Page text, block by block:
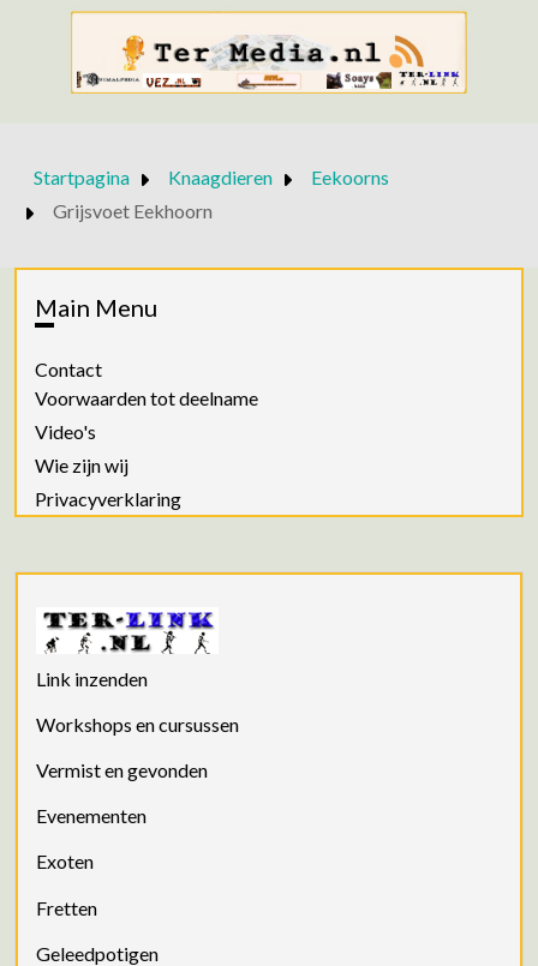
Startpagina Knaagdieren
Eekoorns
Grijsvoet Eekhoorn
Main Menu
Contact
Voorwaarden tot deelname
Video's
Wie zijn wij
Privacyverklaring
Link inzenden
Workshops en cursussen
Vermist en gevonden
Evenementen
Exoten
Fretten
Geleedpotigen